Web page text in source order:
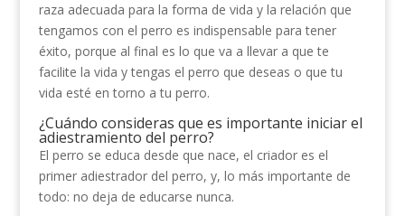
raza adecuada para la forma de vida y la relación que
tengamos con el perro es indispensable para tener
éxito, porque al final es lo que va a llevar a que te
facilite la vida y tengas el perro que deseas o que tu
vida esté en torno a tu perro.
¿Cuándo consideras que es importante iniciar el
adiestramiento del perro?
El perro se educa desde que nace, el criador es el
primer adiestrador del perro, y, lo más importante de
todo: no deja de educarse nunca.